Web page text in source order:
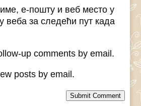
име, е-пошту и веб место у
веба за следећи пут када
up comments by email.
posts by email.
Submit Comment